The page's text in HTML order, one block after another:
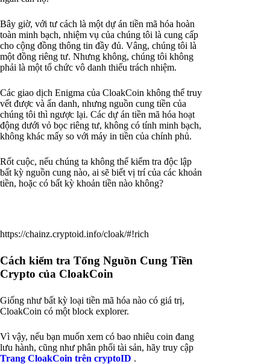
Bây giờ, với tư cách là một dự án tiền mã hóa hoàn
toàn minh bạch, nhiệm vụ của chúng tôi là cung cấp
cho cộng đồng thông tin đầy đủ. Vâng, chúng tôi là
một đồng riêng tư. Nhưng không, chúng tôi không
phải là một tổ chức vô danh thiếu trách nhiệm.
Các giao dịch Enigma của CloakCoin không thể truy
vết được và ẩn danh, nhưng nguồn cung tiền của
chúng tôi thì ngược lại. Các dự án tiền mã hóa hoạt
động dưới vỏ bọc riêng tư, không có tính minh bạch,
không khác mấy so với máy in tiền của chính phủ.
Rốt cuộc, nếu chúng ta không thể kiểm tra độc lập
bất kỳ nguồn cung nào, ai sẽ biết vị trí của các khoản
tiền, hoặc có bất kỳ khoản tiền nào không?
https://chainz.cryptoid.info/cloak/#!rich
Cách kiểm tra Tổng Nguồn Cung Tiền
Crypto của CloakCoin
Giống như bất kỳ loại tiền mã hóa nào có giá trị,
CloakCoin có một block explorer.
Vì vậy, nếu bạn muốn xem có bao nhiêu coin đang
lưu hành, cũng như phân phối tài sản, hãy truy cập
Trang CloakCoin trên cryptoID .